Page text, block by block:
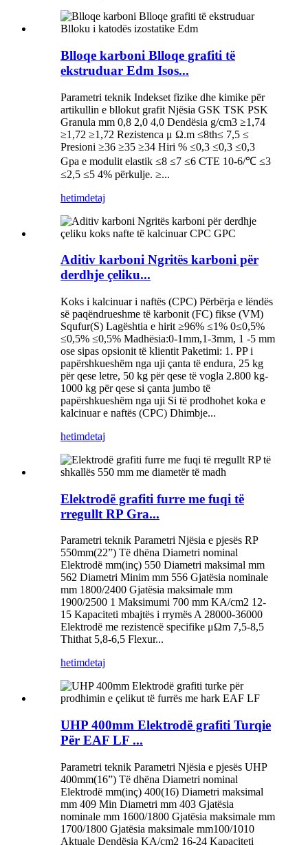
Blloqe karboni Blloqe grafiti të
ekstruduar Edm Isos...
Parametri teknik Indekset fizike dhe kimike për
artikullin e bllokut grafit Njësia GSK TSK PSK
Granula mm 0,8 2,0 4,0 Dendësia g/cm3 ≥1,74
≥1,72 ≥1,72 Rezistenca μ Ω.m ≤8th≤ 7,5 ≤
Presioni ≥36 ≥35 ≥34 Hiri % ≤0,3 ≤0,3 ≤0,3
Gpa e modulit elastik ≤8 ≤7 ≤6 CTE 10-6/℃ ≤3
≤2,5 ≤5 4% përkulje. ≥...
hetimdetaj
Aditiv karboni Ngritës karboni për
derdhje çeliku...
Koks i kalcinuar i naftës (CPC) Përbërja e lëndës
së paqëndrueshme të karbonit (FC) fikse (VM)
Squfur(S) Lagështia e hirit ≥96% ≤1% 0≤0,5%
≤0,5% ≤0,5% Madhësia:0-1mm,1-3mm, 1 -5 mm
ose sipas opsionit të klientit Paketimi: 1. PP i
papërshkueshëm nga uji çanta të endura, 25 kg
për qese letre, 50 kg për qese të vogla 2.800 kg-
1000 kg për qese si çanta jumbo të
papërshkueshëm nga uji Si të prodhohet koka e
kalcinuar e naftës (CPC) Dhimbje...
hetimdetaj
Elektrodë grafiti furre me fuqi të
rregullt RP Gra...
Parametri teknik Parametri Njësia e pjesës RP
550mm(22”) Të dhëna Diametri nominal
Elektrodë mm(inç) 550 Diametri maksimal mm
562 Diametri Minim mm 556 Gjatësia nominale
mm 1800/2400 Gjatësia maksimale mm
1900/2500 1 Maksimumi 700 mm KA/cm2 12-
15 Kapaciteti mbajtës i rrymës A 28000-36000
Elektrodë me rezistencë specifike μΩm 7,5-8,5
Thithat 5,8-6,5 Flexur...
hetimdetaj
UHP 400mm Elektrodë grafiti Turqie
Për EAF LF ...
Parametri teknik Parametri Njësia e pjesës UHP
400mm(16”) Të dhëna Diametri nominal
Elektrodë mm(inç) 400(16) Diametri maksimal
mm 409 Min Diametri mm 403 Gjatësia
nominale mm 1600/1800 Gjatësia maksimale mm
1700/1800 Gjatësia maksimale mm100/1010
Aktuale Dendësia KA/cm2 16-24 Kapaciteti